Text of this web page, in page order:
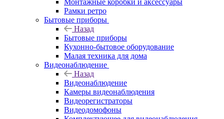
Монтажные коробки и аксессуары
Рамки ретро
Бытовые приборы
Назад
Бытовые приборы
Кухонно-бытовое оборудование
Малая техника для дома
Видеонаблюдение
Назад
Видеонаблюдение
Камеры видеонаблюдения
Видеорегистраторы
Видеодомофоны